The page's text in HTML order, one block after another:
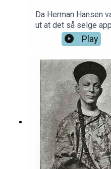
Da Herman Hansen
ut at det så selge
kunne sikre litt
videre til jøglere,
spektatulært liv for
Play